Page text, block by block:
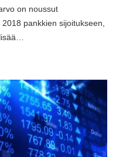
on noussut
pankkien sijoitukseen,